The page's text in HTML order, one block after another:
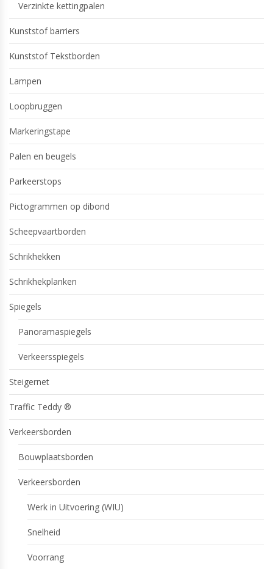
Verzinkte kettingpalen
Kunststof barriers
Kunststof Tekstborden
Lampen
Loopbruggen
Markeringstape
Palen en beugels
Parkeerstops
Pictogrammen op dibond
Scheepvaartborden
Schrikhekken
Schrikhekplanken
Spiegels
Panoramaspiegels
Verkeersspiegels
Steigernet
Traffic Teddy ®
Verkeersborden
Bouwplaatsborden
Verkeersborden
Werk in Uitvoering (WIU)
Snelheid
Voorrang